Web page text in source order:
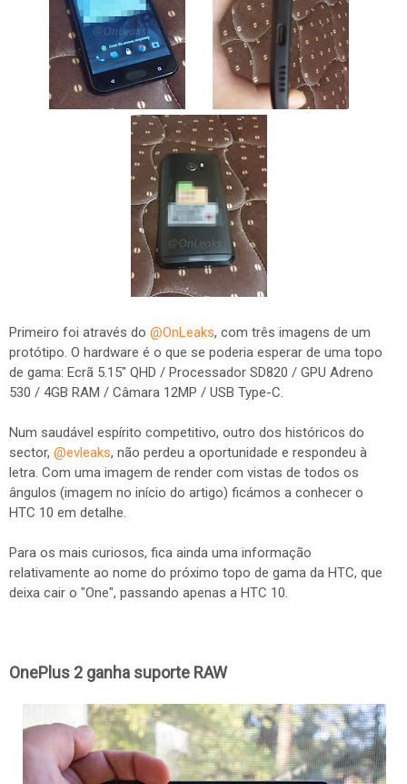
Primeiro foi através do @OnLeaks, com três imagens de um
protótipo. O hardware é o que se poderia esperar de uma topo
de gama: Ecrã 5.15" QHD / Processador SD820 / GPU Adreno
530 / 4GB RAM / Câmara 12MP / USB Type-C.
Num saudável espírito competitivo, outro dos históricos do
sector, @evleaks, não perdeu a oportunidade e respondeu à
letra. Com uma imagem de render com vistas de todos os
ângulos (imagem no início do artigo) ficámos a conhecer o
HTC 10 em detalhe.
Para os mais curiosos, fica ainda uma informação
relativamente ao nome do próximo topo de gama da HTC, que
deixa cair o "One", passando apenas a HTC 10.
OnePlus 2 ganha suporte RAW